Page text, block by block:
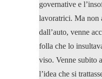
governative e
lavoratrici. Ma non
dall’auto, venne
folla che lo
viso. Venne subito
l’idea che si